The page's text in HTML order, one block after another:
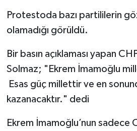
Protestoda bazı partililerin
olamadığı görüldü.
Bir basın açıklaması yapan
Solmaz; "Ekrem İmamoğlu
Esas güç millettir ve en
kazanacaktır." dedi
Ekrem İmamoğlu’nun sadece